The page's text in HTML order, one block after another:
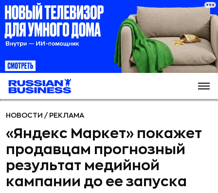
НОВОСТИ / РЕКЛАМА
«Яндекс Маркет» покажет
продавцам прогнозный
результат медийной
кампании до ее запуска